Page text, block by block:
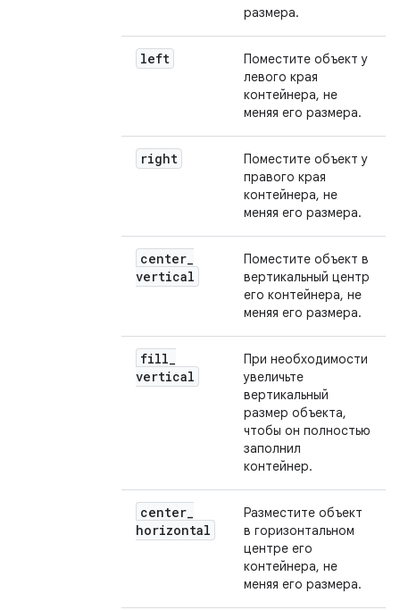
размера.
left
Поместите объект у
левого края
контейнера, не
меняя его размера.
right
Поместите объект у
правого края
контейнера, не
меняя его размера.
center_
vertical
Поместите объект в
вертикальный центр
его контейнера, не
меняя его размера.
fill_
vertical
При необходимости
увеличьте
вертикальный
размер объекта,
чтобы он полностью
заполнил
контейнер.
center_
horizontal
Разместите объект
в горизонтальном
центре его
контейнера, не
меняя его размера.